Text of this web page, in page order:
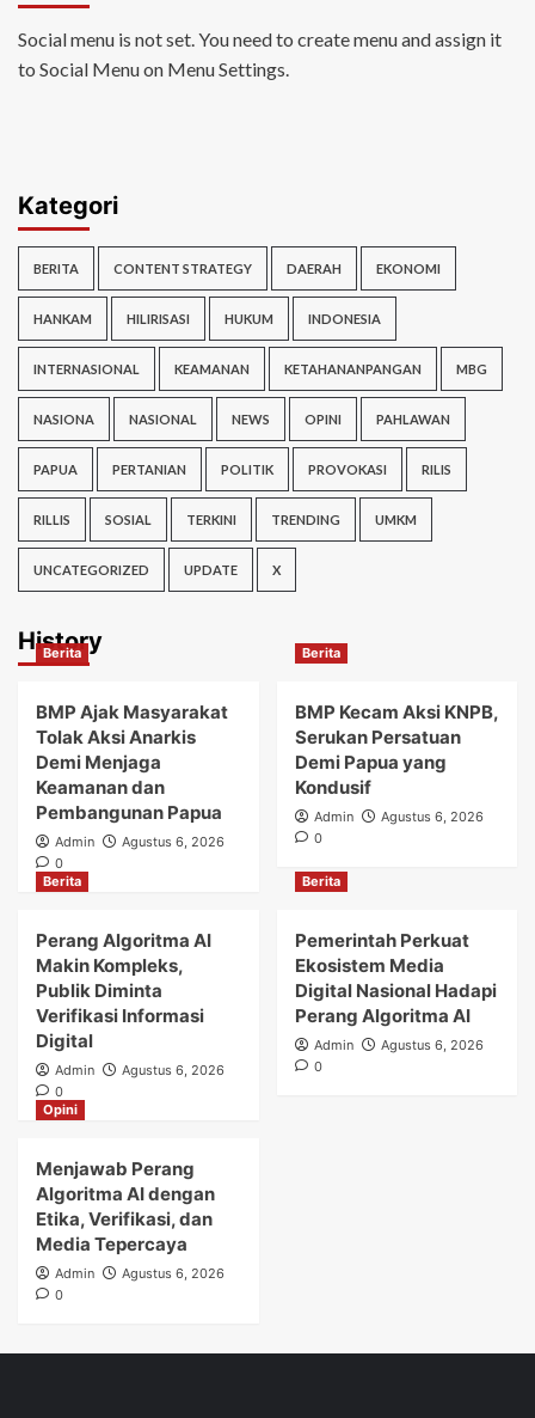
Social menu is not set. You need to create menu and assign it
to Social Menu on Menu Settings.
Kategori
BERITA CONTENT STRATEGY DAERAH EKONOMI
HANKAM HILIRISASI HUKUM INDONESIA
INTERNASIONAL KEAMANAN KETAHANANPANGAN MBG
NASIONA NASIONAL NEWS OPINI PAHLAWAN
PAPUA PERTANIAN POLITIK PROVOKASI RILIS
RILLIS SOSIAL TERKINI TRENDING UMKM
UNCATEGORIZED UPDATE X
History
Berita
BMP Ajak Masyarakat
Tolak Aksi Anarkis
Demi Menjaga
Keamanan dan
Pembangunan Papua
Admin
Agustus 6, 2026
0
Berita
BMP Kecam Aksi KNPB,
Serukan Persatuan
Demi Papua yang
Kondusif
Admin
Agustus 6, 2026
0
Berita
Perang Algoritma AI
Makin Kompleks,
Publik Diminta
Verifikasi Informasi
Digital
Admin
Agustus 6, 2026
0
Berita
Pemerintah Perkuat
Ekosistem Media
Digital Nasional Hadapi
Perang Algoritma AI
Admin
Agustus 6, 2026
0
Opini
Menjawab Perang
Algoritma AI dengan
Etika, Verifikasi, dan
Media Tepercaya
Admin
Agustus 6, 2026
0